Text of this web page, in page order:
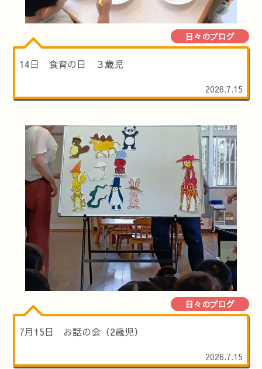
日々のブログ
14日 食育の日 ３歳児
2026.7.15
日々のブログ
7月15日 お話の会（2歳児）
2026.7.15